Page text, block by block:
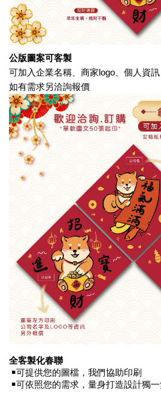
公版圖案可客製
可加入企業名稱、商家logo 、個人資訊
如有需求另洽詢報價
全客製化春聯
￭可提供您的圖檔，我們協助印刷
￭可依照您的需求，量身打造設計獨